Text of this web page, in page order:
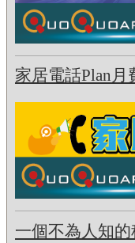
家居電話Plan月
一個不為人知